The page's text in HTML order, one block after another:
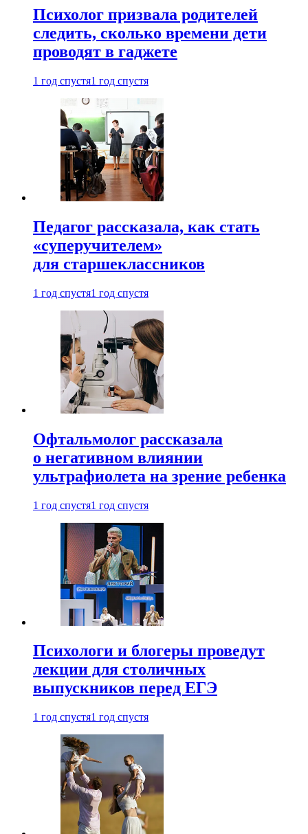
Психолог призвала родителей
следить, сколько времени дети
проводят в гаджете
1 год спустя1 год спустя
Педагог рассказала, как стать
«суперучителем»
для старшеклассников
1 год спустя1 год спустя
Офтальмолог рассказала
о негативном влиянии
ультрафиолета на зрение ребенка
1 год спустя1 год спустя
Психологи и блогеры проведут
лекции для столичных
выпускников перед ЕГЭ
1 год спустя1 год спустя